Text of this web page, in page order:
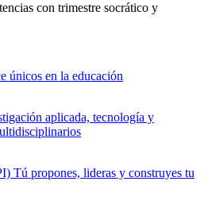
con trimestre socrático y
únicos en la educación
aplicada, tecnología y
Tú propones, lideras y construyes tu